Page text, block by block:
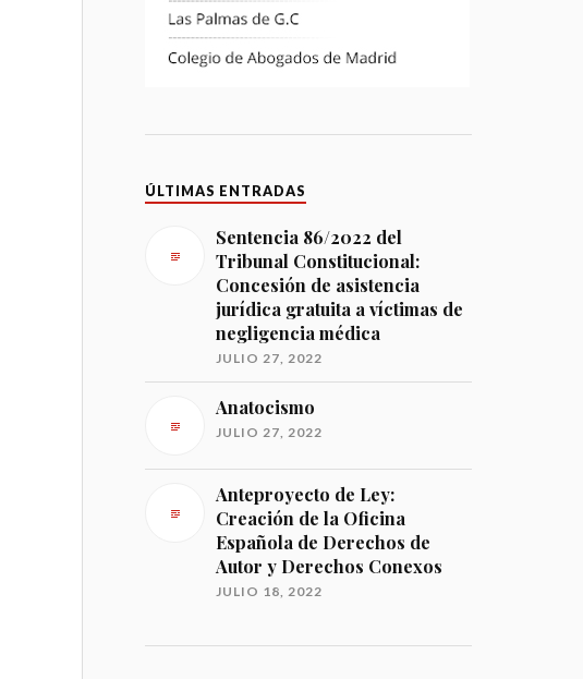
ÚLTIMAS ENTRADAS
Sentencia 86/2022 del
Tribunal Constitucional:
Concesión de asistencia
jurídica gratuita a víctimas de
negligencia médica
JULIO 27, 2022
Anatocismo
JULIO 27, 2022
Anteproyecto de Ley:
Creación de la Oficina
Española de Derechos de
Autor y Derechos Conexos
JULIO 18, 2022